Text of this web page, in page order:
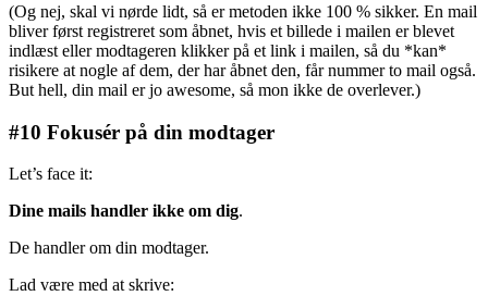
(Og nej, skal vi nørde lidt, så er metoden ikke 100 % sikker. En mail
bliver først registreret som åbnet, hvis et billede i mailen er blevet
indlæst eller modtageren klikker på et link i mailen, så du *kan*
risikere at nogle af dem, der har åbnet den, får nummer to mail også.
But hell, din mail er jo awesome, så mon ikke de overlever.)
#10 Fokusér på din modtager
Let’s face it:
Dine mails handler ikke om dig.
De handler om din modtager.
Lad være med at skrive: